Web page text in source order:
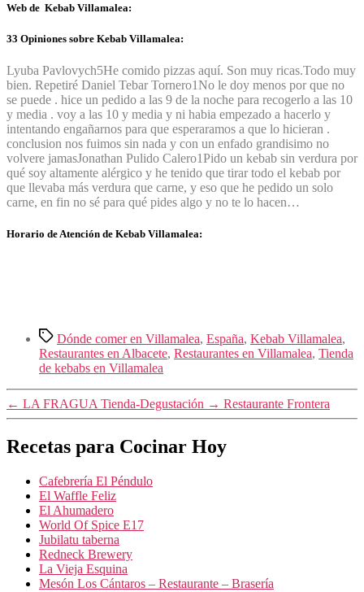
Web de Kebab Villamalea:
33 Opiniones sobre Kebab Villamalea:
Lyuba Pavlovych5He comido pizzas aquí. Son muy ricas.Todo muy
bien. Repetiré Daniel Tebar Tornero1No le doy menos por que no
se puede . hice un pedido a las 9 de la noche para recogerlo a las 10
y media . voy a las 10 y media y ni habia empezado a hacerlo y
intentando engañarnos para que esperaramos a que lo hicieran .
conclusion nos fuimos sin nada y con un enfado grandisimo no
volvere jamasJonathan Pulido Calero1Pido un kebab sin verdura por
qué soy altamente alérgico y he tenido que tirar todo el kebab por
que llevaba más verdura que carne, y eso que he pedido un solo
carne, en fin no sé para qué pides algo y no te lo hacen…
Horario de Atención de Kebab Villamalea:
Etiquetas
Dónde comer en Villamalea, España, Kebab Villamalea,
Restaurantes en Albacete, Restaurantes en Villamalea, Tienda
de kebabs en Villamalea
← LA FRAGUA Tienda-Degustación → Restaurante Frontera
Recetas para Cocinar Hoy
Cafebrería El Péndulo
El Waffle Feliz
El Ahumadero
World Of Spice E17
Jubilatu taberna
Redneck Brewery
La Vieja Esquina
Mesón Los Cántaros – Restaurante – Brasería